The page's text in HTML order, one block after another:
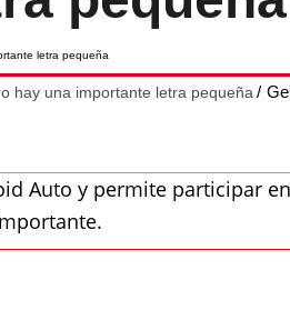
hay una importante letra pequeña
Auto y permite participar